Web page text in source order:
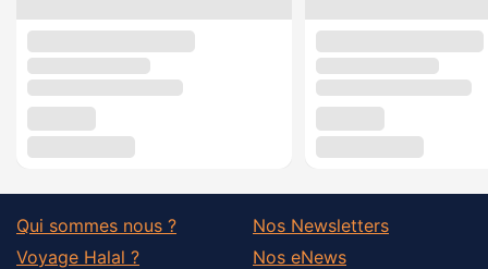
Qui sommes nous ?
Voyage Halal ?
Nos Newsletters
Nos eNews